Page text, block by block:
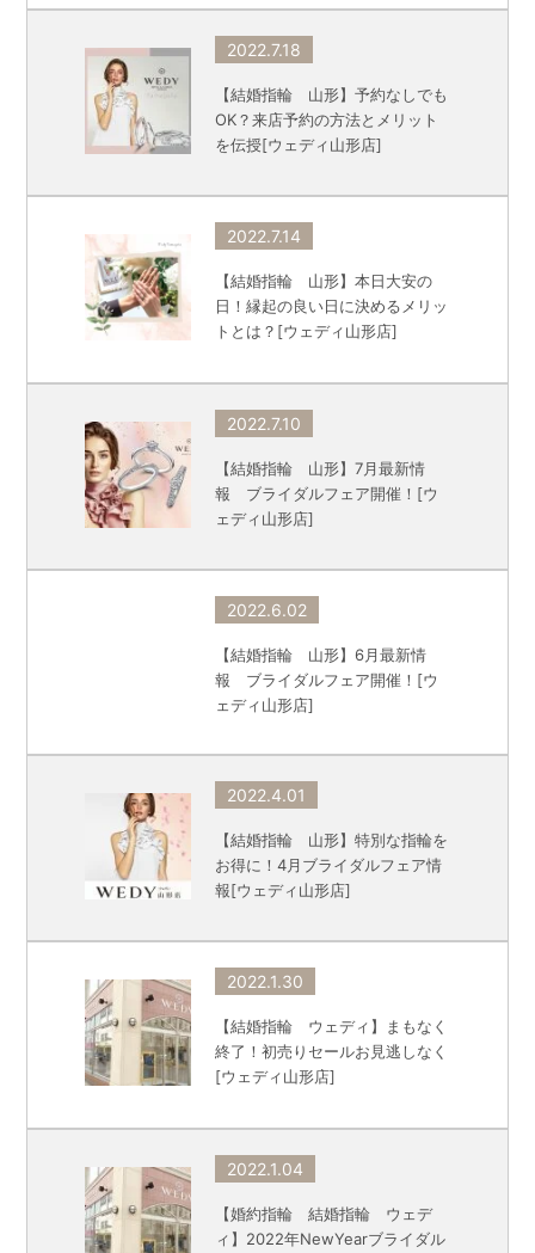
2022.7.18
【結婚指輪 山形】予約なしでも
OK？来店予約の方法とメリット
を伝授[ウェディ山形店]
2022.7.14
【結婚指輪 山形】本日大安の
日！縁起の良い日に決めるメリッ
トとは？[ウェディ山形店]
2022.7.10
【結婚指輪 山形】7月最新情
報 ブライダルフェア開催！[ウ
ェディ山形店]
2022.6.02
【結婚指輪 山形】6月最新情
報 ブライダルフェア開催！[ウ
ェディ山形店]
2022.4.01
【結婚指輪 山形】特別な指輪を
お得に！4月ブライダルフェア情
報[ウェディ山形店]
2022.1.30
【結婚指輪 ウェディ】まもなく
終了！初売りセールお見逃しなく
[ウェディ山形店]
2022.1.04
【婚約指輪 結婚指輪 ウェデ
ィ】2022年NewYearブライダル